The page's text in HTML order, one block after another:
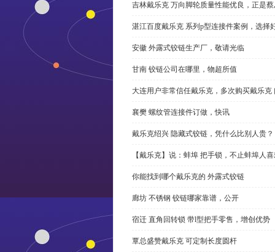
吉林戴乐克 万向脚轮质量性能优良，正是
湛江百度戴乐克 系列p型连接件案例，选择
安徽 外露式铰链生产厂，敬请光临
甘南 铰链公司在哪里，物超所值
大连用户非常信任戴乐克，多次购买戴乐克
襄樊 螺纹管连接件订做，快讯
戴乐克绍兴 隐藏式铰链，凭什么比别人贵？
【戴乐克】说：蚌埠 把手锁，不止蚌埠人
你能找到哪个戴乐克的 外露式铰链
廊坊 不锈钢 铰链哪家靠谱，公开
宿迁 直角回转锁 带l型把手零售，增创优势
覃总盛赞戴乐克 可定制长度圆杆